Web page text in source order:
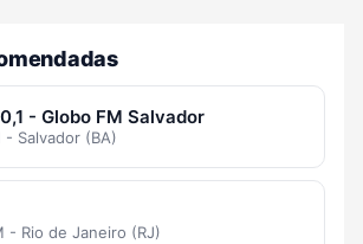
- Globo FM Salvador
- Salvador (BA)
- Rio de Janeiro (RJ)